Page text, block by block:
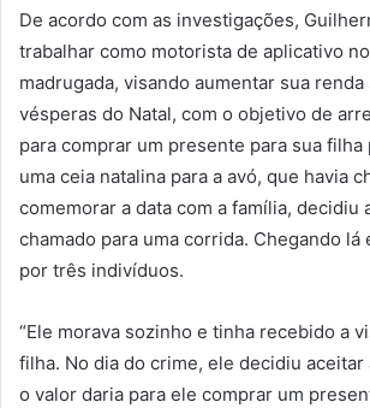
De acordo com as investigações,
trabalhar como motorista de aplicativo
madrugada, visando aumentar sua renda
vésperas do Natal, com o objetivo de
para comprar um presente para sua
uma ceia natalina para a avó, que havia
comemorar a data com a família, decidiu
chamado para uma corrida. Chegando lá
por três indivíduos.
“Ele morava sozinho e tinha recebido a
filha. No dia do crime, ele decidiu
o valor daria para ele comprar um